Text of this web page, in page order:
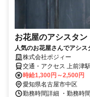
お花屋のアシスタン
人気のお花屋さんでアシス
株式会社ポジィー
交通・アクセス 上前津
時給1,300円～2,500円
愛知県名古屋市中区
勤務時間詳細 ・勤務時